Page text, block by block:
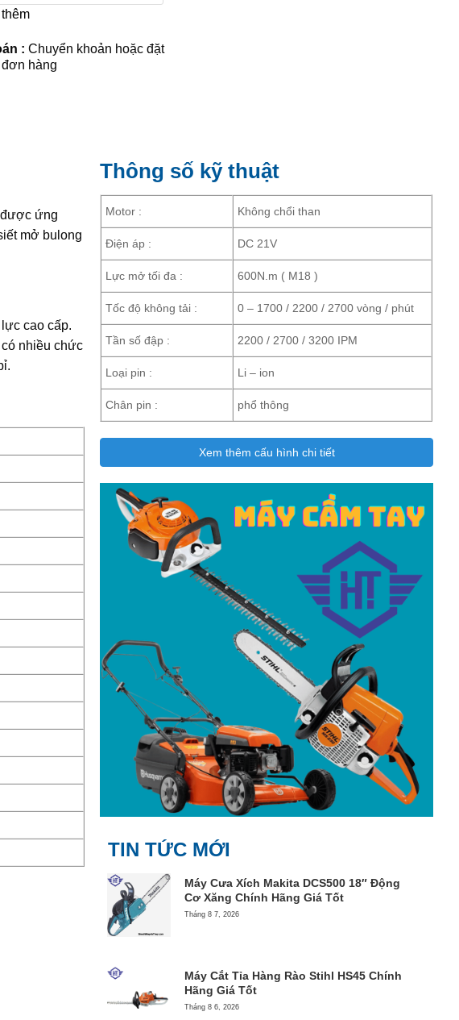
: Chuyển khoản hoặc đặt
hàng
được ứng
mở bulong
cao cấp.
nhiều chức
Thông số kỹ thuật
Motor : Không chổi than
Điện áp : DC 21V
Lực mở tối đa : 600N.m ( M18 )
Tốc độ không tải : 0 – 1700 / 2200 / 2700 vòng / phút
Tần số đập : 2200 / 2700 / 3200 IPM
Loại pin : Li – ion
Chân pin : phổ thông
Xem thêm cấu hình chi tiết
TIN TỨC MỚI
Máy Cưa Xích Makita DCS500 18″ Động
Cơ Xăng Chính Hãng Giá Tốt
Tháng 8 7, 2026
Máy Cắt Tỉa Hàng Rào Stihl HS45 Chính
Hãng Giá Tốt
Tháng 8 6, 2026